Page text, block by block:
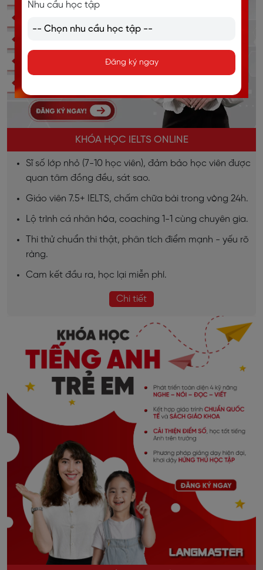
KHÓA HỌC IELTS ONLINE
Sĩ số lớp nhỏ (7-10 học viên), đảm bảo học viên được
quan tâm đồng đều, sát sao.
Giáo viên 7.5+ IELTS, chấm chữa bài trong vòng 24h.
Lộ trình cá nhân hóa, coaching 1-1 cùng chuyên gia.
Thi thử chuẩn thi thật, phân tích điểm mạnh - yếu rõ
ràng.
Cam kết đầu ra, học lại miễn phí.
Chi tiết
Nhu cầu học tập
Đăng ký ngay